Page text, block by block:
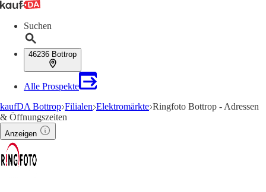
Suchen
46236 Bottrop
Alle Prospekte
kaufDA Bottrop Filialen Elektromärkte Ringfoto Bottrop - Adressen
& Öffnungszeiten
Anzeigen